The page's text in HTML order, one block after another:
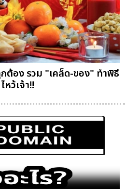
ต้อง รวม "เคล็ด-ของ" ทำพิธี
ไหว้เจ้า!!